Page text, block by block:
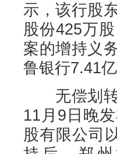
示，该行股
股份425万
案的增持义
鲁银行7.41
无偿划转
11月9日晚
股有限公司